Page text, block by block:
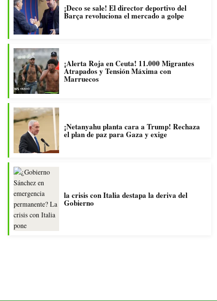
¡Deco se sale! El director deportivo del
Barça revoluciona el mercado a golpe
¡Alerta Roja en Ceuta! 11.000 Migrantes
Atrapados y Tensión Máxima con
Marruecos
¡Netanyahu planta cara a Trump! Rechaza
el plan de paz para Gaza y exige
la crisis con Italia destapa la deriva del
Gobierno